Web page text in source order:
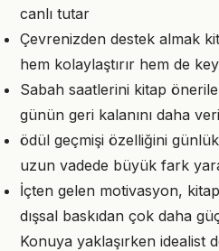
canlı tutar
Çevrenizden destek almak
hem kolaylaştırır hem de
Sabah saatlerini kitap
günün geri kalanını daha
ödül geçmişi özelliğini
uzun vadede büyük fark
İçten gelen motivasyon,
dışsal baskıdan çok daha
Konuya yaklaşırken idealist